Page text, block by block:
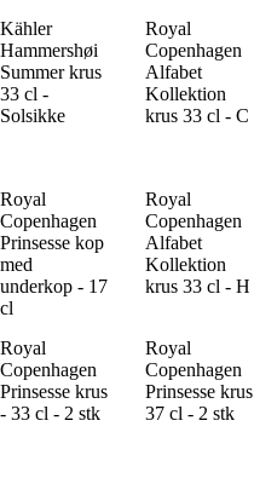
Kähler
Hammershøi
Summer krus
33 cl -
Solsikke
Royal
Copenhagen
Alfabet
Kollektion
krus 33 cl - C
Royal
Copenhagen
Prinsesse kop
med
underkop - 17
cl
Royal
Copenhagen
Alfabet
Kollektion
krus 33 cl - H
Royal
Copenhagen
Prinsesse krus
- 33 cl - 2 stk
Royal
Copenhagen
Prinsesse krus
37 cl - 2 stk